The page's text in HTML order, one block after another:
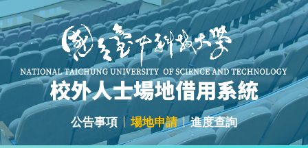
公告事項 場地申請 進度查詢